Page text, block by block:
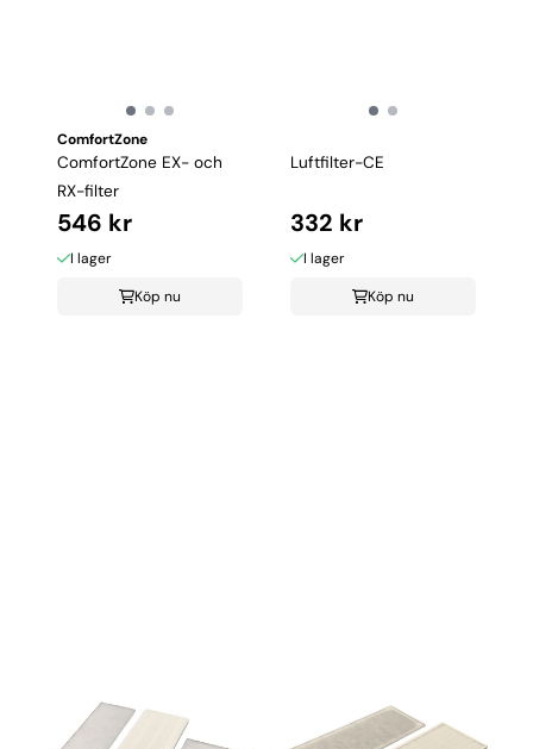
ComfortZone
ComfortZone EX- och
RX-filter
546 kr
I lager
Köp nu
Luftfilter-CE
332 kr
I lager
Köp nu